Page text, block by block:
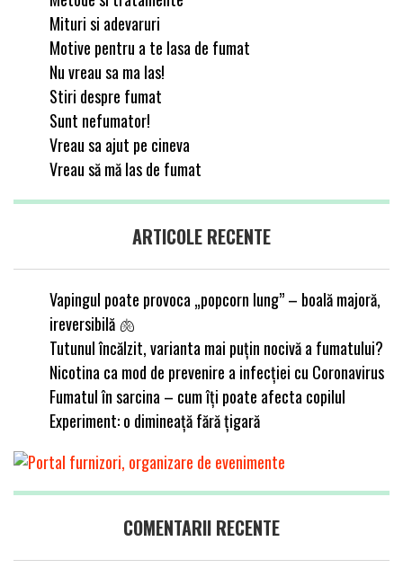
Mituri si adevaruri
Motive pentru a te lasa de fumat
Nu vreau sa ma las!
Stiri despre fumat
Sunt nefumator!
Vreau sa ajut pe cineva
Vreau să mă las de fumat
ARTICOLE RECENTE
Vapingul poate provoca „popcorn lung” – boală majoră,
ireversibilă 🫁
Tutunul încălzit, varianta mai puțin nocivă a fumatului?
Nicotina ca mod de prevenire a infecției cu Coronavirus
Fumatul în sarcina – cum îți poate afecta copilul
Experiment: o dimineață fără țigară
COMENTARII RECENTE